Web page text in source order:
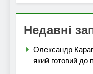
Недавні
Олександр
який готовий до